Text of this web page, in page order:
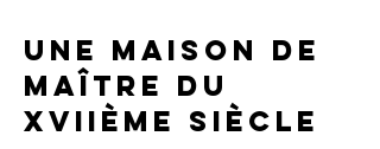
Une maison de
maître du
XVIIème siècle